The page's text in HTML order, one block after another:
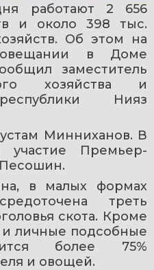
работают 2 656
и около 398 тыс.
Об этом на
в Доме
заместитель
хозяйства и
Нияз
Минниханов. В
Премьер-
в малых формах
треть
скота. Кроме
личные подсобные
более 75%
и овощей.